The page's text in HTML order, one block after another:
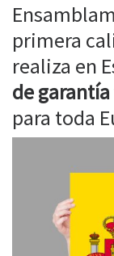
primera
realiza en
de garantía
para toda